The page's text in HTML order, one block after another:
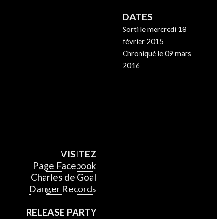
VISITEZ
Page Facebook
Charles de Goal
Danger Records
RELEASE PARTY
DATES
Sorti le mercredi 18
février 2015
Chroniqué le 09 mars
2016